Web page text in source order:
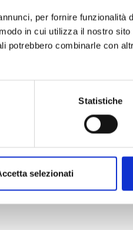
per fornire funzionalità
in cui utilizza il nostro
potrebbero combinarle con
Statistiche
selezionati
violino; Andrea
Narratore, Franco
Luca Marconi;
Francesca De Lorenzi,
Ivan Merlo,
giorni, dedicherà al festival
Frediani dalle più celebri